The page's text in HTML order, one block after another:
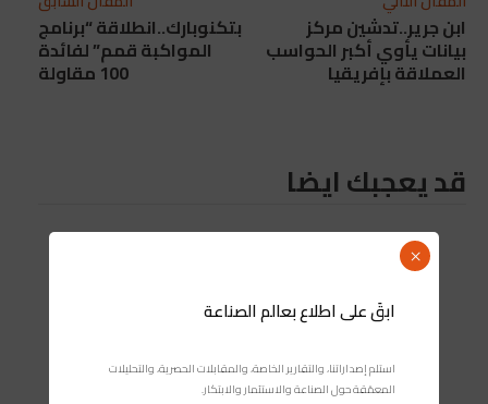
بتكنوبارك..انطلاقة “برنامج
المواكبة قمم” لفائدة
100 مقاولة
ابن جرير..تدشين مركز
بيانات يأوي أكبر الحواسب
العملاقة بإفريقيا
قد يعجبك ايضا
ابقَ على اطلاع بعالم الصناعة
استلم إصداراتنا، والتقارير الخاصة، والمقابلات الحصرية، والتحليلات
المعمّقة حول الصناعة والاستثمار والابتكار.
×